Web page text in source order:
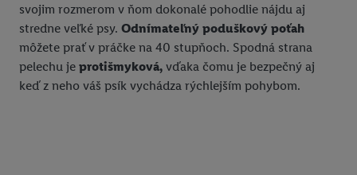
svojim rozmerom v ňom dokonalé pohodlie nájdu aj
stredne veľké psy. Odnímateľný poduškový poťah
môžete prať v práčke na 40 stupňoch. Spodná strana
pelechu je protišmyková, vďaka čomu je bezpečný aj
keď z neho váš psík vychádza rýchlejším pohybom.